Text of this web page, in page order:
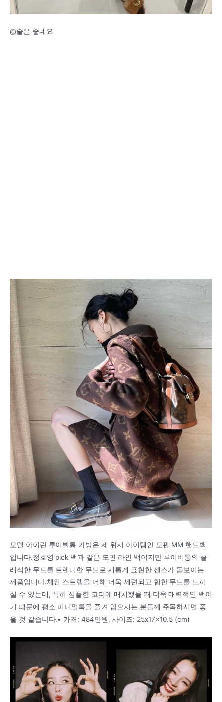
@술은 좋네요
모델 아이린 루이뷔통 가방은 제 위시 아이템인 도핀 MM 핸드백
입니다.정호영 pick 백과 같은 도핀 라인 백이지만 루이비통의 클
래식한 무드를 트렌디한 무드로 새롭게 표현한 센스가 돋보이는
제품입니다.체인 스트랩을 더해 더욱 세련되고 힙한 무드를 느끼
실 수 있는데, 특히 심플한 코디에 매치했을 때 더욱 매력적인 백이
기 때문에 평소 미니멀룩을 즐겨 입으시는 분들께 주목하시면 좋
을 것 같습니다.• 가격: 484만원, 사이즈: 25x17x10.5 (cm)